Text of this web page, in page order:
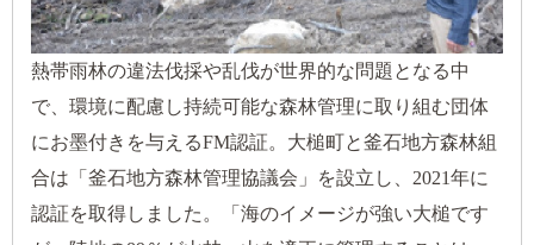
熱帯雨林の違法伐採や乱伐が世界的な問題となる中
で、環境に配慮し持続可能な森林管理に取り組む団体
にお墨付きを与えるFM認証。大槌町と釜石地方森林組
合は「釜石地方森林管理協議会」を設立し、2021年に
認証を取得しました。「海のイメージが強い大槌です